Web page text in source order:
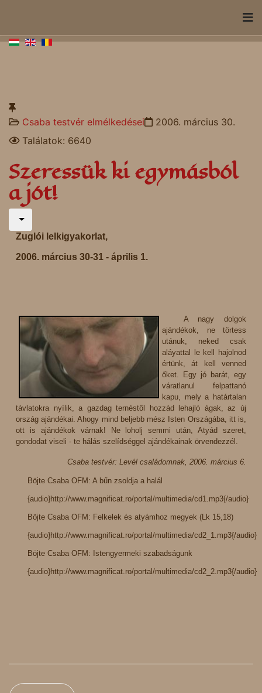
Csaba testvér elmélkedései
2006. március 30.
Találatok: 6640
Szeressük ki egymásból
a jót!
Zuglói lelkigyakorlat,
2006. március 30-31 - április 1.
A nagy dolgok
ajándékok, ne törtess
utánuk, neked csak
aláyattal le kell hajolnod
értünk, át kell venned
őket. Egy jó barát, egy
váratlanul felpattanó
kapu, mely a határtalan
távlatokra nyílik, a gazdag ternéstől hozzád lehajló ágak, az új
ország ajándékai. Ahogy mind beljebb mész Isten Országába, itt is,
ott is ajándékok várnak! Ne loholj semmi után, Atyád szeret,
gondodat viseli - te hálás szelídséggel ajándékainak örvendezzél.
Csaba testvér: Levél családomnak, 2006. március 6.
Böjte Csaba OFM: A bűn zsoldja a halál
{audio}http://www.magnificat.ro/portal/multimedia/cd1.mp3{/audio}
Böjte Csaba OFM: Felkelek és atyámhoz megyek (Lk 15,18)
{audio}http://www.magnificat.ro/portal/multimedia/cd2_1.mp3{/audio}
Böjte Csaba OFM: Istengyermeki szabadságunk
{audio}http://www.magnificat.ro/portal/multimedia/cd2_2.mp3{/audio}